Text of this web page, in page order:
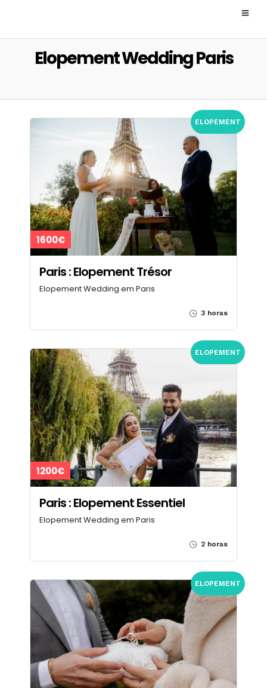
Elopement Wedding Paris
ELOPEMENT
1600€
Paris : Elopement Trésor
Elopement Wedding em Paris
3 horas
ELOPEMENT
1200€
Paris : Elopement Essentiel
Elopement Wedding em Paris
2 horas
ELOPEMENT